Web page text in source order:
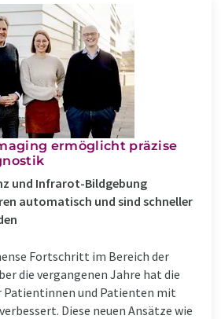
ermöglicht präzise
und Infrarot-Bildgebung
automatisch und sind schneller
Fortschritt im Bereich der
die vergangenen Jahre hat die
Patientinnen und Patienten mit
Diese neuen Ansätze wie